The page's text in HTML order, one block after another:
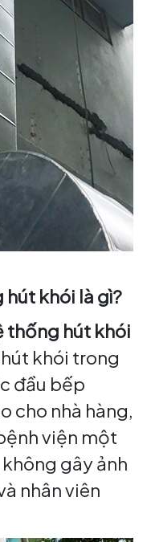
hút khói là gì?
thống hút khói
khói trong
đầu bếp
cho nhà hàng,
viện một
gây ảnh
nhân viên